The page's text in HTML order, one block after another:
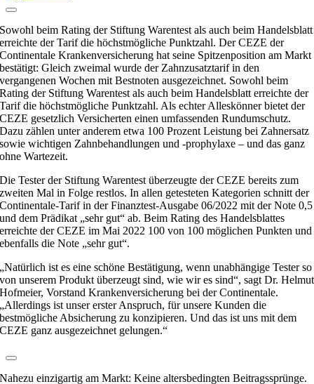
Sowohl beim Rating der Stiftung Warentest als auch beim Handelsblatt
erreichte der Tarif die höchstmögliche Punktzahl. Der CEZE der
Continentale Krankenversicherung hat seine Spitzenposition am Markt
bestätigt: Gleich zweimal wurde der Zahnzusatztarif in den
vergangenen Wochen mit Bestnoten ausgezeichnet. Sowohl beim
Rating der Stiftung Warentest als auch beim Handelsblatt erreichte der
Tarif die höchstmögliche Punktzahl. Als echter Alleskönner bietet der
CEZE gesetzlich Versicherten einen umfassenden Rundumschutz.
Dazu zählen unter anderem etwa 100 Prozent Leistung bei Zahnersatz
sowie wichtigen Zahnbehandlungen und -prophylaxe – und das ganz
ohne Wartezeit.
Die Tester der Stiftung Warentest überzeugte der CEZE bereits zum
zweiten Mal in Folge restlos. In allen getesteten Kategorien schnitt der
Continentale-Tarif in der Finanztest-Ausgabe 06/2022 mit der Note 0,5
und dem Prädikat „sehr gut“ ab. Beim Rating des Handelsblattes
erreichte der CEZE im Mai 2022 100 von 100 möglichen Punkten und
ebenfalls die Note „sehr gut“.
„Natürlich ist es eine schöne Bestätigung, wenn unabhängige Tester so
von unserem Produkt überzeugt sind, wie wir es sind“, sagt Dr. Helmut
Hofmeier, Vorstand Krankenversicherung bei der Continentale.
„Allerdings ist unser erster Anspruch, für unsere Kunden die
bestmögliche Absicherung zu konzipieren. Und das ist uns mit dem
CEZE ganz ausgezeichnet gelungen.“
Nahezu einzigartig am Markt: Keine altersbedingten Beitragssprünge.